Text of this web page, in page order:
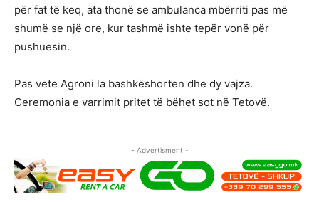
për fat të keq, ata thonë se ambulanca mbërriti pas më
shumë se një ore, kur tashmë ishte tepër vonë për
pushuesin.
Pas vete Agroni la bashkëshorten dhe dy vajza.
Ceremonia e varrimit pritet të bëhet sot në Tetovë.
- Advertisment -